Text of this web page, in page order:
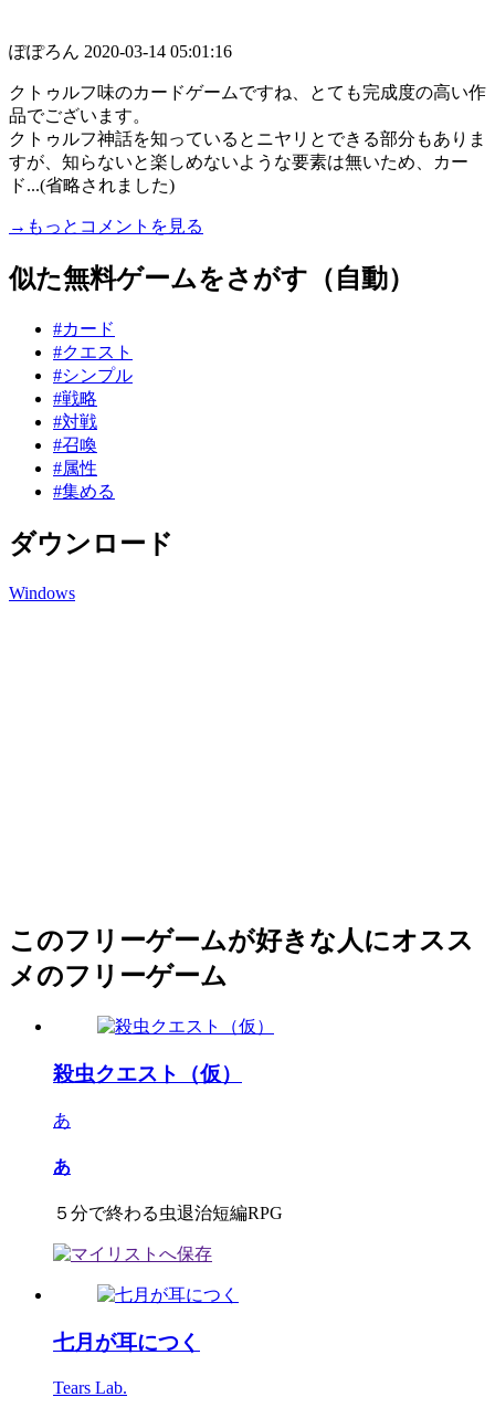
ぽぽろん 2020-03-14 05:01:16
クトゥルフ味のカードゲームですね、とても完成度の高い作
品でございます。
クトゥルフ神話を知っているとニヤリとできる部分もありま
すが、知らないと楽しめないような要素は無いため、カー
ド...(省略されました)
→もっとコメントを見る
似た無料ゲームをさがす（自動）
#カード
#クエスト
#シンプル
#戦略
#対戦
#召喚
#属性
#集める
ダウンロード
Windows
このフリーゲームが好きな人にオスス
メのフリーゲーム
殺虫クエスト（仮）
あ
あ
５分で終わる虫退治短編RPG
七月が耳につく
Tears Lab.